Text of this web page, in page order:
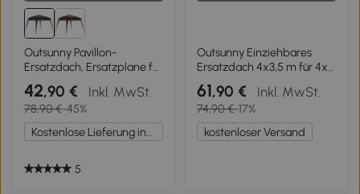
Outsunny Pavillon-
Ersatzdach, Ersatzplane für
Pavillon 3x3 m Basis/
2,4x2,4 m Oberseite,
Gartenzeltdach-Ersatz,
UPF50+
42,90 € Inkl. MwSt.
78,90 €-45%
5
Outsunny Einziehbares
Ersatzdach 4x3,5 m für 4x3
m Rahmen, Stoffdach nur
für Pavillon/Garten mit 8
Ablauflöchern, Creme
61,90 € Inkl. MwSt.
74,90 €-17%
kostenloser Versand